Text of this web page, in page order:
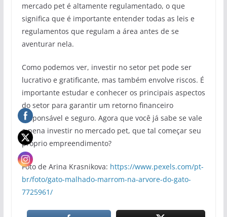
mercado pet é altamente regulamentado, o que
significa que é importante entender todas as leis e
regulamentos que regulam a área antes de se
aventurar nela.
Como podemos ver, investir no setor pet pode ser
lucrativo e gratificante, mas também envolve riscos. É
importante estudar e conhecer os principais aspectos
do setor para garantir um retorno financeiro
responsável e seguro. Agora que você já sabe se vale
a pena investir no mercado pet, que tal começar seu
próprio empreendimento?
Foto de Arina Krasnikova: https://www.pexels.com/pt-
br/foto/gato-malhado-marrom-na-arvore-do-gato-
7725961/